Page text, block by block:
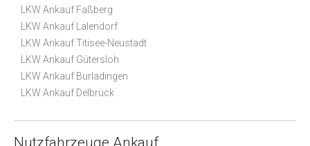
LKW Ankauf Faßberg
LKW Ankauf Lalendorf
LKW Ankauf Titisee-Neustadt
LKW Ankauf Gütersloh
LKW Ankauf Burladingen
LKW Ankauf Delbrück
Nutzfahrzeuge Ankauf